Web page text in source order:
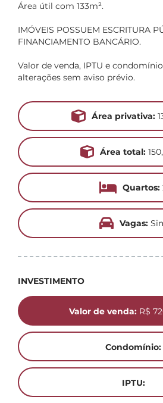
Área útil com 133m².
IMÓVEIS POSSUEM ESCRITURA
FINANCIAMENTO BANCÁRIO.
Valor de venda, IPTU e
alterações sem aviso prévio.
Área privativa:
Área total:
Quartos:
Vagas:
INVESTIMENTO
Valor de venda:R$
Condomínio:
IPTU: